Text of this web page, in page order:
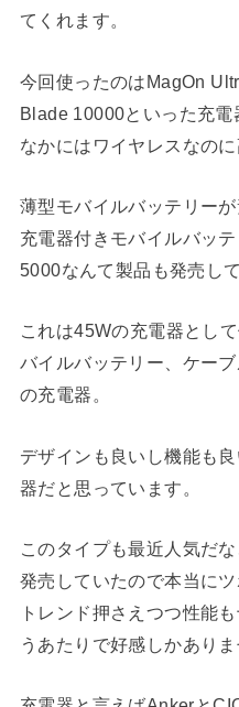
てくれます。
今回使ったのはMagOn
Blade 10000といった充電
なかにはワイヤレスなの
薄型モバイルバッテリー
充電器付きモバイルバッ
5000なんて製品も発売して
これは45Wの充電器とし
バイルバッテリー、ケー
の充電器。
デザインも良いし機能も
器だと思っています。
このタイプも最近人気だ
発売していたので本当に
トレンド押さえつつ性能
うあたりで好感しかありま